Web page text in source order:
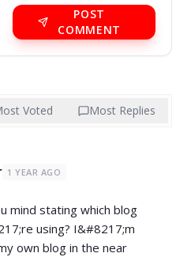
POST
COMMENT
Voted Most Replies
1 YEAR AGO
mind stating which blog
using? I&#8217;m
own blog in the near